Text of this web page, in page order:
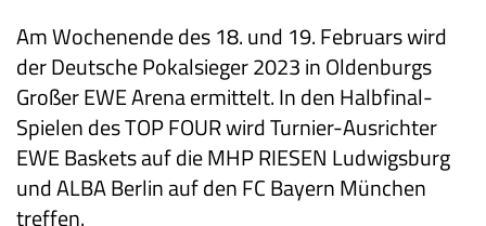
Am Wochenende des 18. und 19. Februars wird
der Deutsche Pokalsieger 2023 in Oldenburgs
Großer EWE Arena ermittelt. In den Halbfinal-
Spielen des TOP FOUR wird Turnier-Ausrichter
EWE Baskets auf die MHP RIESEN Ludwigsburg
und ALBA Berlin auf den FC Bayern München
treffen.